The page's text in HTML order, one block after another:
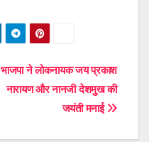
भाजपा ने लोकनायक जय प्रकाश
नारायण और नानजी देशमुख की
जयंती मनाई